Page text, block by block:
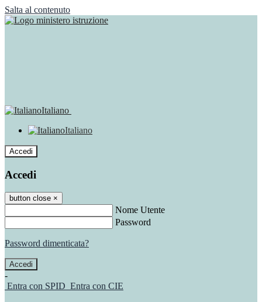
Salta al contenuto
Italiano
Italiano
Accedi
Accedi
button close ×
Nome Utente
Password
Password dimenticata?
-
Entra con SPID Entra con CIE